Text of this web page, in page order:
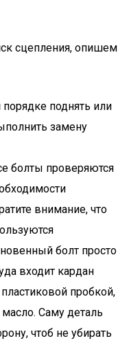
сцепления, опишем
поднять или
замену
болты проверяются
внимание, что
болт просто
входит кардан
пробкой,
Саму деталь
чтоб не убирать